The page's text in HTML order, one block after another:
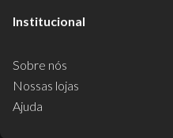
Institucional
Sobre nós
Nossas lojas
Ajuda